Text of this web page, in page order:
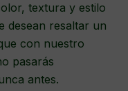
textura y estilo
desean resaltar un
con nuestro
pasarás
antes.